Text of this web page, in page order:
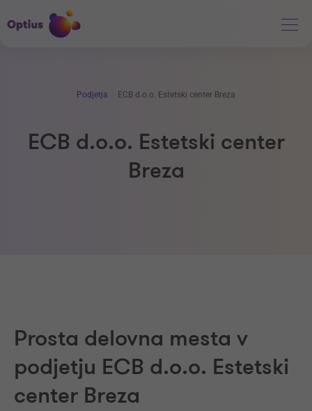
Podjetja ECB d.o.o. Estetski center Breza
ECB d.o.o. Estetski center
Breza
Prosta delovna mesta v
podjetju ECB d.o.o. Estetski
center Breza